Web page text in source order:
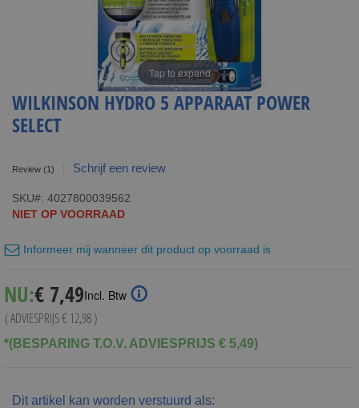
Tap to expand
WILKINSON HYDRO 5 APPARAAT POWER
SELECT
Review (1) Schrijf een review
SKU
4027800039562
NIET OP VOORRAAD
Informeer mij wanneer dit product op voorraad is
NU: Special
Price
€ 7,49Incl. Btw
( ADVIESPRIJS€ 12,98)
*(BESPARING T.O.V. ADVIESPRIJS € 5,49)
Dit artikel kan worden verstuurd als: